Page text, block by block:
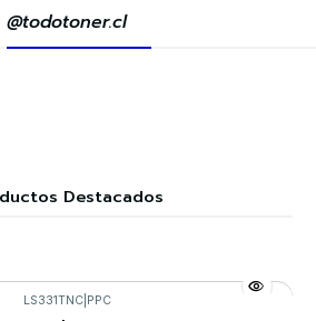
@todotoner.cl
Destacados
LS331TNC| PPC